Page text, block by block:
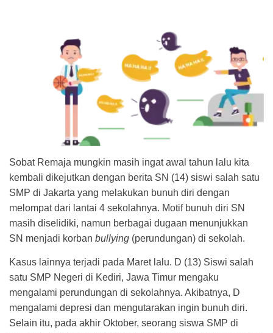
Sobat Remaja mungkin masih ingat awal tahun lalu kita
kembali dikejutkan dengan berita SN (14) siswi salah satu
SMP di Jakarta yang melakukan bunuh diri dengan
melompat dari lantai 4 sekolahnya. Motif bunuh diri SN
masih diselidiki, namun berbagai dugaan menunjukkan
SN menjadi korban bullying (perundungan) di sekolah.
Kasus lainnya terjadi pada Maret lalu. D (13) Siswi salah
satu SMP Negeri di Kediri, Jawa Timur mengaku
mengalami perundungan di sekolahnya. Akibatnya, D
mengalami depresi dan mengutarakan ingin bunuh diri.
Selain itu, pada akhir Oktober, seorang siswa SMP di